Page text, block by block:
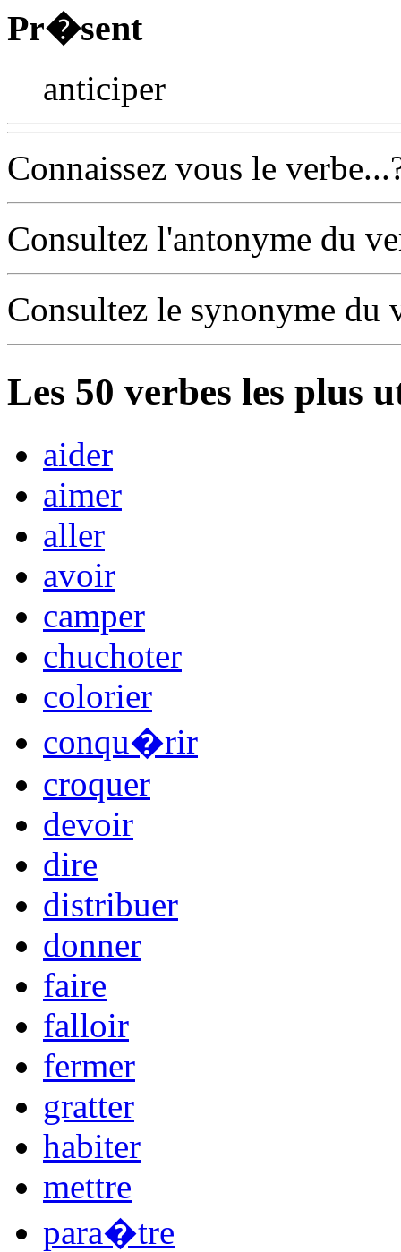
Pr�sent
anticiper
Connaissez vous le
Consultez l'antonyme du
Consultez le synonyme du
Les 50 verbes les plus
aider
aimer
aller
avoir
camper
chuchoter
colorier
conqu�rir
croquer
devoir
dire
distribuer
donner
faire
falloir
fermer
gratter
habiter
mettre
para�tre